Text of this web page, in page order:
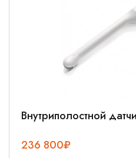
Внутриполостной
236 800₽